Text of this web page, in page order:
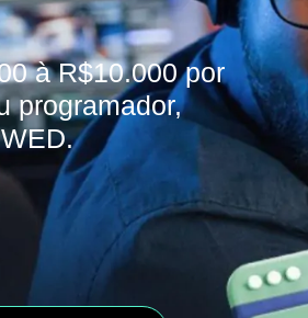
à R$10.000 por
programador,